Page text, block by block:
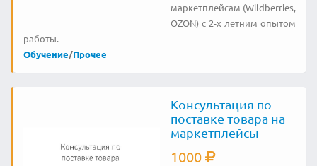
маркетплейсам (Wildberries,
OZON) с 2-х летним опытом
работы.
Обучение/Прочее
Консультация по
поставке товара на
маркетплейсы
1000